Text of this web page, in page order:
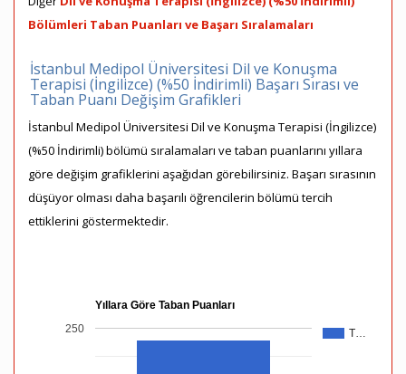
Bölümleri Taban Puanları ve Başarı Sıralamaları
İstanbul Medipol Üniversitesi Dil ve Konuşma
Terapisi (İngilizce) (%50 İndirimli) Başarı Sırası ve
Taban Puanı Değişim Grafikleri
İstanbul Medipol Üniversitesi Dil ve Konuşma Terapisi (İngilizce)
(%50 İndirimli) bölümü sıralamaları ve taban puanlarını yıllara
göre değişim grafiklerini aşağıdan görebilirsiniz. Başarı sırasının
düşüyor olması daha başarılı öğrencilerin bölümü tercih
ettiklerini göstermektedir.
Yıllara Göre Taban Puanları
T…
250